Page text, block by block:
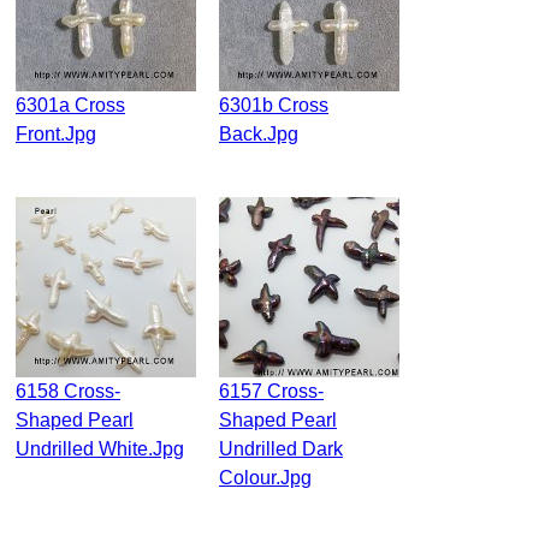
6301a Cross
Front.jpg
6301b Cross
Back.jpg
6158 Cross-
Shaped Pearl
Undrilled White.jpg
6157 Cross-
Shaped Pearl
Undrilled Dark
Colour.jpg